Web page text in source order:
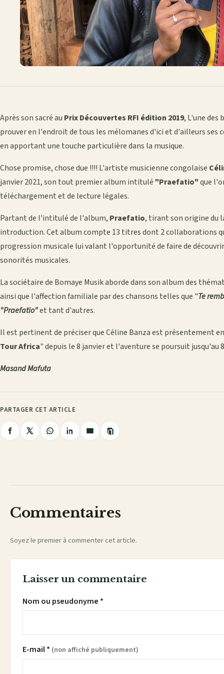
Après son sacré au Prix Découvertes RFI édition 2019, L'une des
prouver en l'endroit de tous les mélomanes d'ici et d'ailleurs ses
en apportant une touche particulière dans la musique.
Chose promise, chose due !!!! L'artiste musicienne congolaise
janvier 2021, son tout premier album intitulé "Praefatio"que
téléchargement et de lecture légales.
Partant de l'intitulé de l'album, Praefatio, tirant son origine du
introduction. Cet album compte 13 titres dont 2 collaborations
progression musicale lui valant l'opportunité de faire de
sonorités musicales.
La sociétaire de Bomaye Musik aborde dans son album des
ainsi que l'affection familiale par des chansons telles que "Te
"Praefatio"et tant d'autres.
Il est pertinent de préciser que Céline Banza est présentement
Tour Africa" depuis le 8 janvier et l'aventure se poursuit jusqu'au
Masand Mafuta
PARTAGER CET ARTICLE
PartagerPartagerPartagerPartagerPartager
Copier
le
Commentaires
Soyez le premier à commenter cet article.
Laisser un commentaire
Nom ou pseudonyme *
E-mail * (non affiché publiquement)